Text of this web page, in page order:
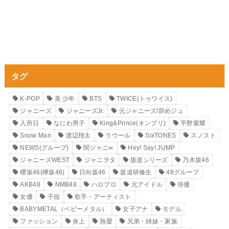
タグ
K-POP 美 少年 BTS
TWICE(トゥワイス)
ジャニーズ
ジャニーズJr.
元ジャニーズ/辞めジュ
入所日
なにわ男子 King&Prince(キンプリ)
平野紫耀
Snow Man
渡辺翔太 ラウール SixTONES
スノスト
NEWS(グループ)
関ジャニ∞
Hey! Say! JUMP
ジャニーズWEST
ジャニヲタ 坂道シリーズ
乃木坂46
櫻坂46(欅坂46)
日向坂46 坂道研修生
48グループ
AKB48
NMB48 ハロプロ 元アイドル
俳優
女優
子役
歌手・アーティスト
BABYMETAL（ベビーメタル）
女子アナ
モデル
ファッション
炎上 熱愛 兄弟・姉妹・家族